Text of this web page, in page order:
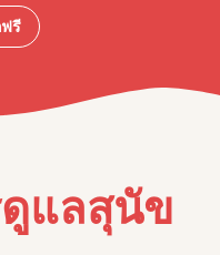
รี
แลสุนัข